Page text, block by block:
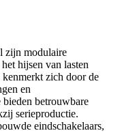
zijn modulaire
hijsen van lasten
zich door de
en
betrouwbare
serieproductie.
eindschakelaars,